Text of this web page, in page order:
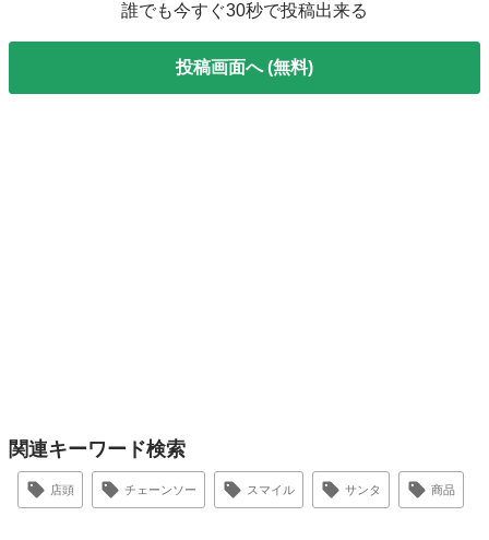
誰でも今すぐ30秒で投稿出来る
投稿画面へ (無料)
関連キーワード検索
店頭 チェーンソー スマイル サンタ 商品